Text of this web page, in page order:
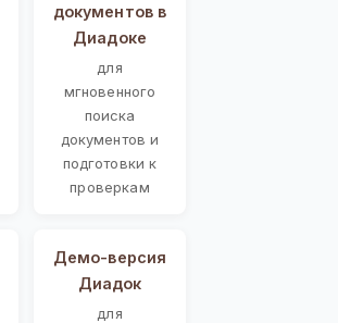
документов в
Диадоке
для
мгновенного
поиска
документов и
подготовки к
проверкам
Демо-версия
Диадок
для